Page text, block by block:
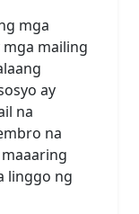
mga
mailing
ay
na
na
linggo ng